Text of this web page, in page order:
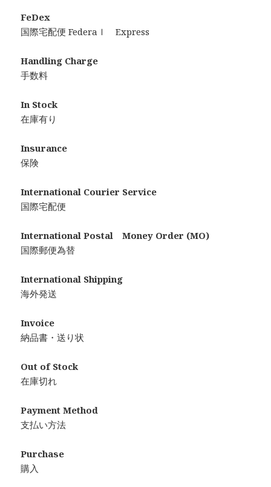
FeDex
国際宅配便 Federaｌ Express
Handling Charge
手数料
In Stock
在庫有り
Insurance
保険
International Courier Service
国際宅配便
International Postal Money Order (MO)
国際郵便為替
International Shipping
海外発送
Invoice
納品書・送り状
Out of Stock
在庫切れ
Payment Method
支払い方法
Purchase
購入